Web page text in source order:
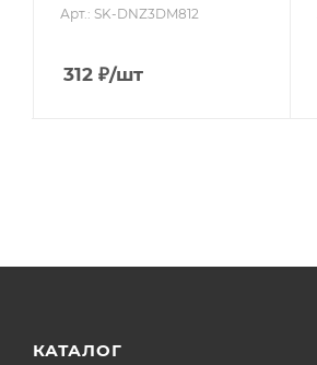
Арт.: SK-DNZ3DM812
312₽/шт
КАТАЛОГ